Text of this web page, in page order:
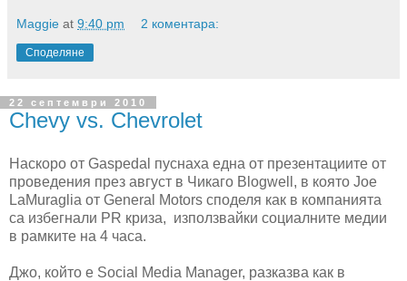
Maggie at 9:40 pm 2 коментара:
Споделяне
22 септември 2010
Chevy vs. Chevrolet
Наскоро от Gaspedal пуснаха една от презентациите от
проведения през август в Чикаго Blogwell, в която Joe
LaMuraglia от General Motors споделя как в компанията
са избегнали PR криза, използвайки социалните медии
в рамките на 4 часа.
Джо, който е Social Media Manager, разказва как в